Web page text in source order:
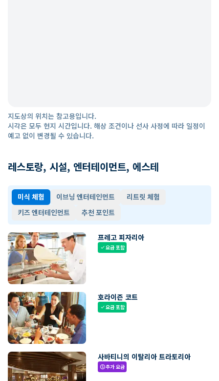
지도상의 위치는 참고용입니다.
시각은 모두 현지 시간입니다. 해상 조건이나 선사 사정에 따라 일정이
예고 없이 변경될 수 있습니다.
레스토랑, 시설, 엔터테이먼트, 에스테
미식 체험 이브닝 엔터테인먼트
리트릿 체험
키즈 엔터테인먼트
추천 포인트
프레고 피자리아
check요금 포함
호라이즌 코트
check요금 포함
사바티니의 이탈리아 트라토리아
paid추가 요금